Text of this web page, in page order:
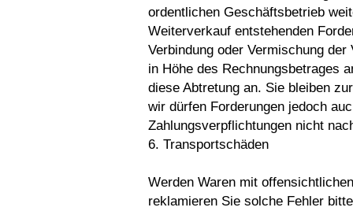
ordentlichen Geschäftsbetrieb
Weiterverkauf entstehenden
Verbindung oder Vermischung
in Höhe des Rechnungsbetrages
diese Abtretung an. Sie bleiben
wir dürfen Forderungen jedoch
Zahlungsverpflichtungen nicht
6. Transportschäden
Werden Waren mit
reklamieren Sie solche Fehler